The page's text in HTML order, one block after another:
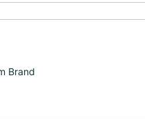
Brand